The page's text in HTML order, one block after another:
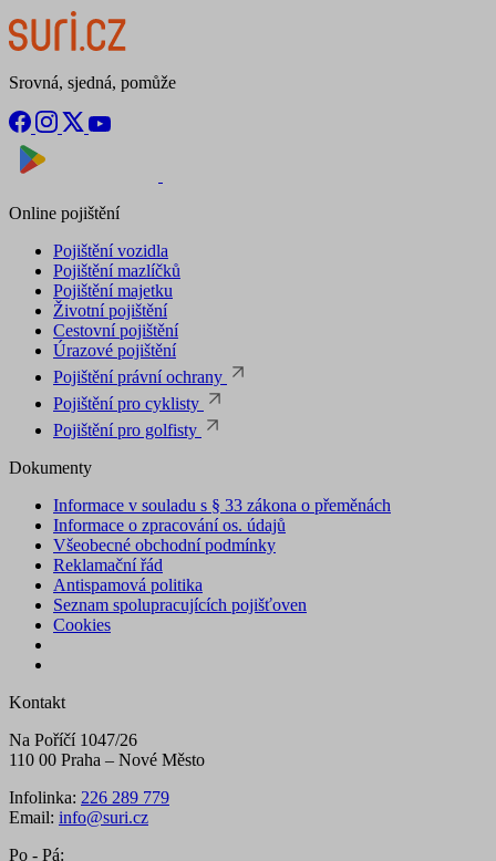
Srovná, sjedná, pomůže
Online pojištění
Pojištění vozidla
Pojištění mazlíčků
Pojištění majetku
Životní pojištění
Cestovní pojištění
Úrazové pojištění
Pojištění právní ochrany
Pojištění pro cyklisty
Pojištění pro golfisty
Dokumenty
Informace v souladu s § 33 zákona o přeměnách
Informace o zpracování os. údajů
Všeobecné obchodní podmínky
Reklamační řád
Antispamová politika
Seznam spolupracujících pojišťoven
Cookies
Kontakt
Na Poříčí 1047/26
110 00 Praha – Nové Město
Infolinka: 226 289 779
Email: info@suri.cz
Po - Pá: